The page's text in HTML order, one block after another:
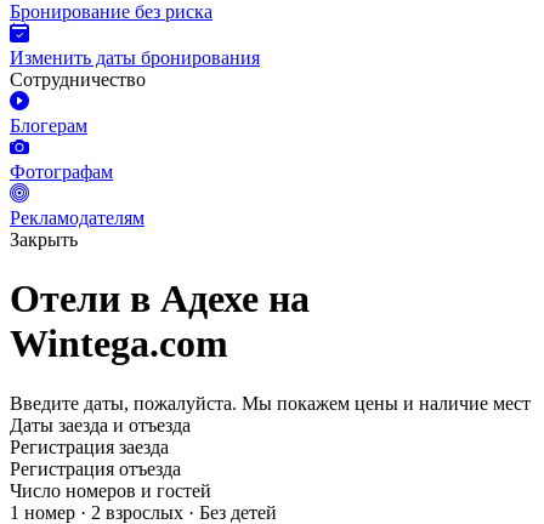
Бронирование без риска
Изменить даты бронирования
Сотрудничество
Блогерам
Фотографам
Рекламодателям
Закрыть
Отели в Адехе на
Wintega.com
Введите даты, пожалуйста. Мы покажем цены и наличие мест
Даты заезда и отъезда
Регистрация заезда
Регистрация отъезда
Число номеров и гостей
1 номер · 2 взрослых · Без детей